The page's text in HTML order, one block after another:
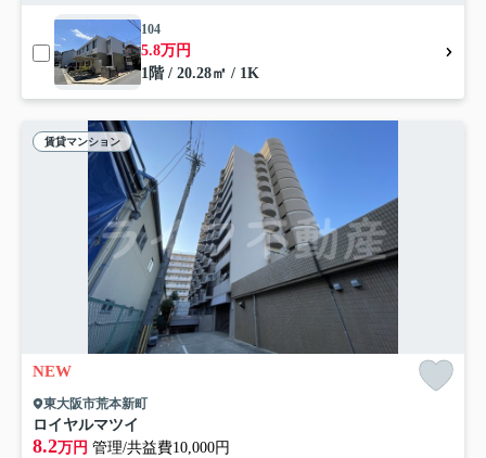
104
5.8万円
1階 / 20.28㎡ / 1K
賃貸マンション
NEW
東大阪市荒本新町
ロイヤルマツイ
8.2万円 管理/共益費10,000円